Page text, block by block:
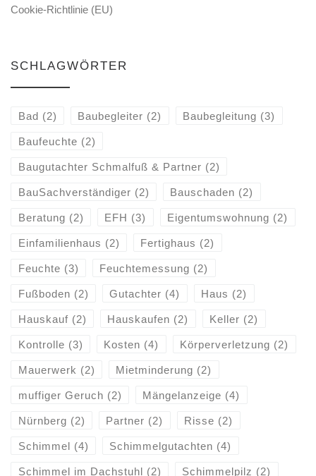
Cookie-Richtlinie (EU)
SCHLAGWÖRTER
Bad (2) Baubegleiter (2) Baubegleitung (3)
Baufeuchte (2)
Baugutachter Schmalfuß & Partner (2)
BauSachverständiger (2) Bauschaden (2)
Beratung (2) EFH (3) Eigentumswohnung (2)
Einfamilienhaus (2) Fertighaus (2)
Feuchte (3) Feuchtemessung (2)
Fußboden (2) Gutachter (4) Haus (2)
Hauskauf(2) Hauskaufen (2) Keller (2)
Kontrolle (3) Kosten (4) Körperverletzung (2)
Mauerwerk (2) Mietminderung (2)
muffiger Geruch (2) Mängelanzeige (4)
Nürnberg (2) Partner (2) Risse (2)
Schimmel (4) Schimmelgutachten (4)
Schimmel im Dachstuhl (2) Schimmelpilz (2)